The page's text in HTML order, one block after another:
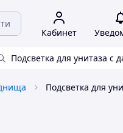
Кабинет
Подсветка для унитаза с